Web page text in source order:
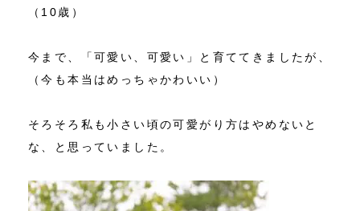
（10歳）
今まで、「可愛い、可愛い」と育ててきましたが、
（今も本当はめっちゃかわいい）
そろそろ私も小さい頃の可愛がり方はやめないと
な、と思っていました。